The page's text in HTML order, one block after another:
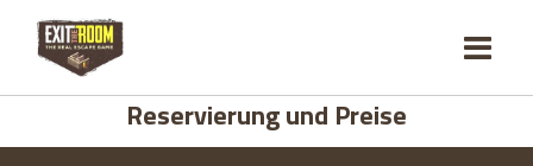
Reservierung und Preise